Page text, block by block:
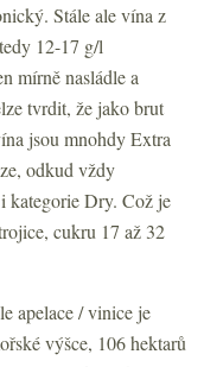
Stále ale vína z
12-17 g/l
mírně nasládle a
tvrdit, že jako brut
jsou mnohdy Extra
odkud vždy
kategorie Dry. Což je
cukru 17 až 32
apelace / vinice je
výšce, 106 hektarů